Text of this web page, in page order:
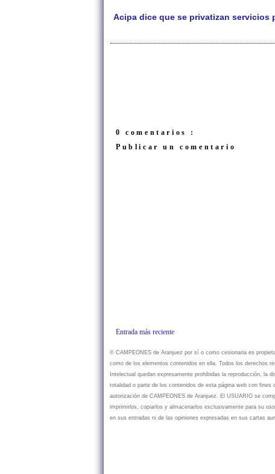
Acipa dice que se privatizan servicios
0 comentarios :
Publicar un comentario
Entrada más reciente
© CAMPEONES de Aranjuez por sí o como cesionaria es
como de los elementos contenidos en ella. Todos los derechos
Intelectual quedan expresamente prohibidas la reproducción, la
totalidad o parte de los contenidos de esta página web con
autorización de CAMPEONES de Aranjuez. El USUARIO se
imprimirlos, copiarlos y almacenarlos exclusivamente para su
en sus entradas ni de las opiniones expresadas en sus cartas